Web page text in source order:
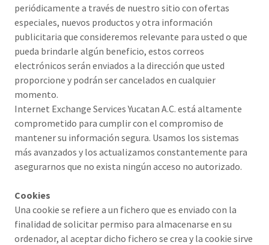
periódicamente a través de nuestro sitio con ofertas
especiales, nuevos productos y otra información
publicitaria que consideremos relevante para usted o que
pueda brindarle algún beneficio, estos correos
electrónicos serán enviados a la dirección que usted
proporcione y podrán ser cancelados en cualquier
momento.
Internet Exchange Services Yucatan A.C. está altamente
comprometido para cumplir con el compromiso de
mantener su información segura. Usamos los sistemas
más avanzados y los actualizamos constantemente para
asegurarnos que no exista ningún acceso no autorizado.
Cookies
Una cookie se refiere a un fichero que es enviado con la
finalidad de solicitar permiso para almacenarse en su
ordenador, al aceptar dicho fichero se crea y la cookie sirve